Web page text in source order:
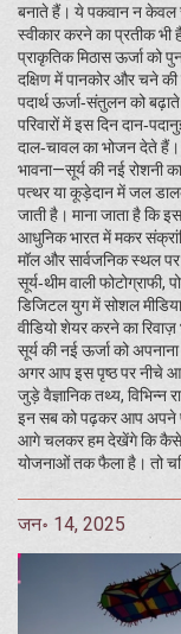
बनाते हैं। ये पकवान न केवल
स्वीकार करने का प्रतीक
प्राकृतिक मिठास ऊर्जा को
दक्षिण में पानकोर और चने
पदार्थ ऊर्जा‑संतुलन को
परिवारों में इस दिन
दाल‑चावल का भोजन देते
भावना—सूर्य की नई रोशनी
पत्थर या कूड़ेदान में जल
जाती है। माना जाता है कि
आधुनिक भारत में मकर
मॉल और सार्वजनिक स्थल पर
सूर्य‑थीम वाली
डिजिटल युग में सोशल
वीडियो शेयर करने का
सूर्य की नई ऊर्जा को
अगर आप इस पृष्ठ पर नीचे
जुड़े वैज्ञानिक तथ्य, विभिन्न
इन सब को पढ़कर आप अपने
आगे चलकर हम देखेंगे कि कैसे
योजनाओं तक फैला है। तो
जन॰ 14, 2025